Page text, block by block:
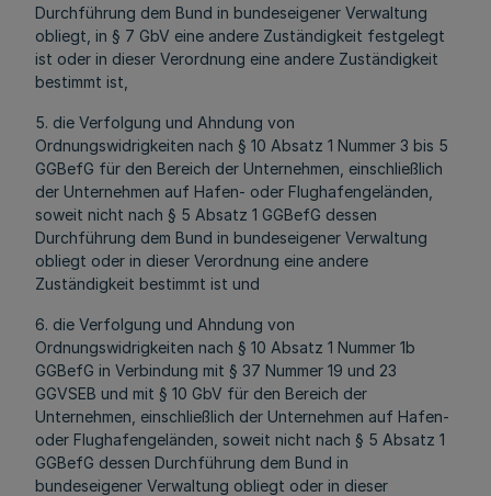
Durchführung dem Bund in bundeseigener Verwaltung
obliegt, in § 7 GbV eine andere Zuständigkeit festgelegt
ist oder in dieser Verordnung eine andere Zuständigkeit
bestimmt ist,
5. die Verfolgung und Ahndung von
Ordnungswidrigkeiten nach § 10 Absatz 1 Nummer 3 bis 5
GGBefG für den Bereich der Unternehmen, einschließlich
der Unternehmen auf Hafen- oder Flughafengeländen,
soweit nicht nach § 5 Absatz 1 GGBefG dessen
Durchführung dem Bund in bundeseigener Verwaltung
obliegt oder in dieser Verordnung eine andere
Zuständigkeit bestimmt ist und
6. die Verfolgung und Ahndung von
Ordnungswidrigkeiten nach § 10 Absatz 1 Nummer 1b
GGBefG in Verbindung mit § 37 Nummer 19 und 23
GGVSEB und mit § 10 GbV für den Bereich der
Unternehmen, einschließlich der Unternehmen auf Hafen-
oder Flughafengeländen, soweit nicht nach § 5 Absatz 1
GGBefG dessen Durchführung dem Bund in
bundeseigener Verwaltung obliegt oder in dieser